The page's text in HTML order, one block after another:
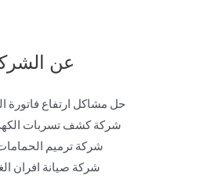
عن
حل مشاكل ارتفاع فاتورة
شركة كشف تسربات
شركة ترميم
شركة صيانة افران